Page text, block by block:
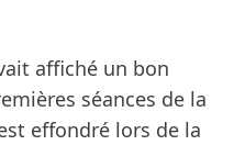
affiché un bon
séances de la
effondré lors de la